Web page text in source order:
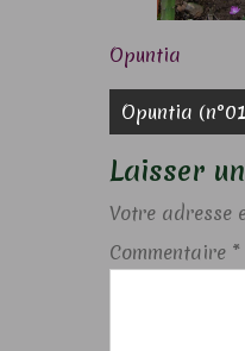
Opuntia
de
l’article
Opuntia
Laisser
Votre adresse
Commentaire *